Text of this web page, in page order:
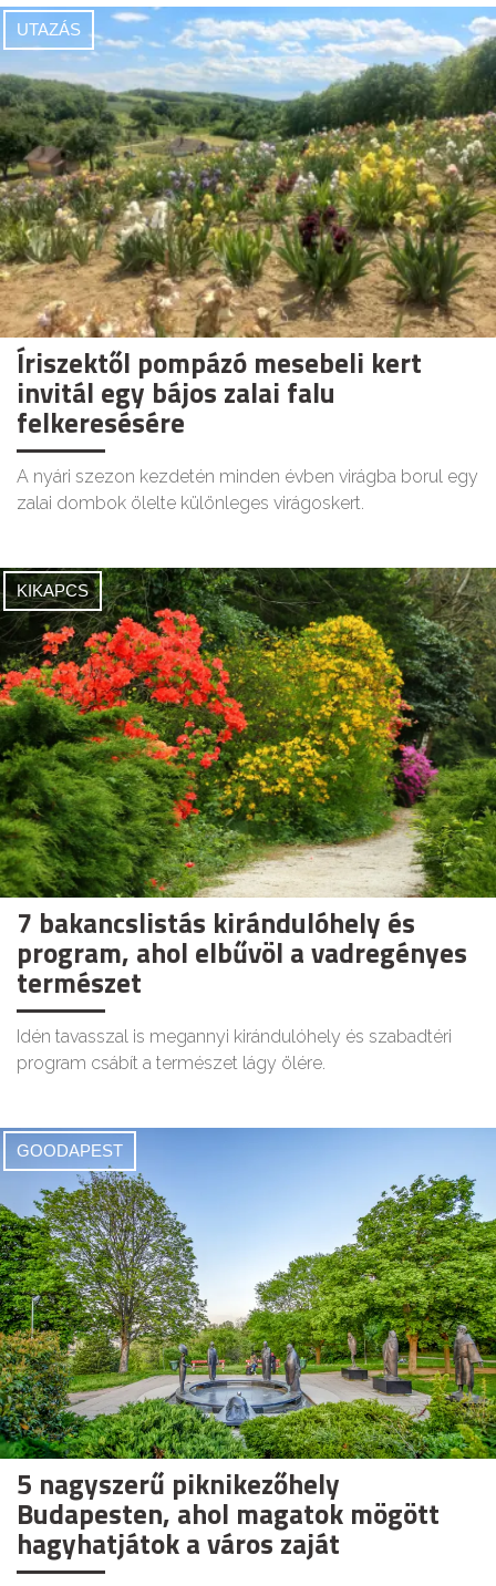
UTAZÁS
Íriszektől pompázó mesebeli kert
invitál egy bájos zalai falu
felkeresésére
A nyári szezon kezdetén minden évben virágba borul egy
zalai dombok ölelte különleges virágoskert.
KIKAPCS
7 bakancslistás kirándulóhely és
program, ahol elbűvöl a vadregényes
természet
Idén tavasszal is megannyi kirándulóhely és szabadtéri
program csábít a természet lágy ölére.
GOODAPEST
5 nagyszerű piknikezőhely
Budapesten, ahol magatok mögött
hagyhatjátok a város zaját